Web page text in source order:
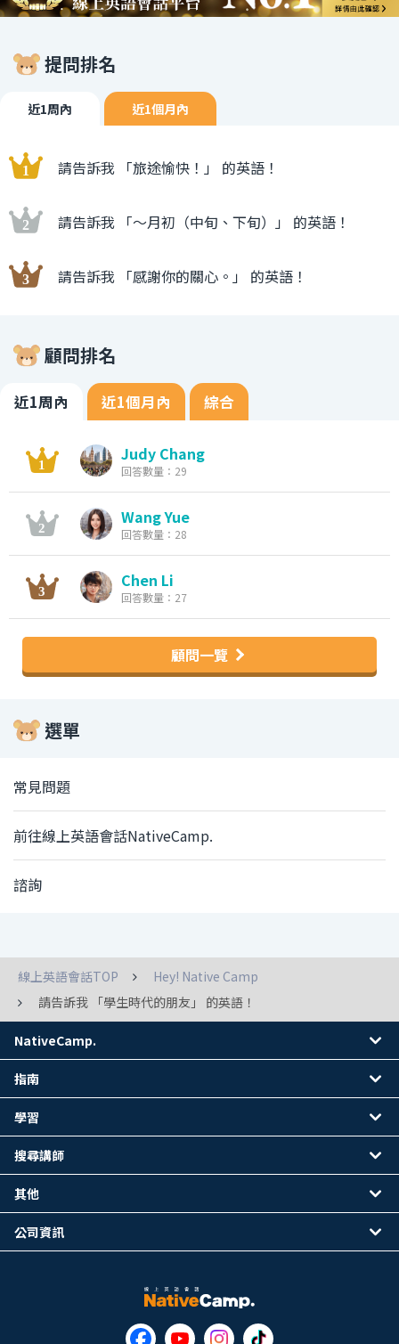
提問排名
近1周內 近1個月內
請告訴我 「旅途愉快！」 的英語！
請告訴我 「〜月初（中旬、下旬）」 的英語！
請告訴我 「感謝你的關心。」 的英語！
顧問排名
近1周內 近1個月內 綜合
Judy Chang
回答數量：29
Wang Yue
回答數量：28
Chen Li
回答數量：27
顧問一覽
選單
常見問題
前往線上英語會話NativeCamp.
諮詢
線上英語會話TOP
Hey! Native Camp
請告訴我 「學生時代的朋友」 的英語！
NativeCamp.
指南
學習
搜尋講師
其他
公司資訊